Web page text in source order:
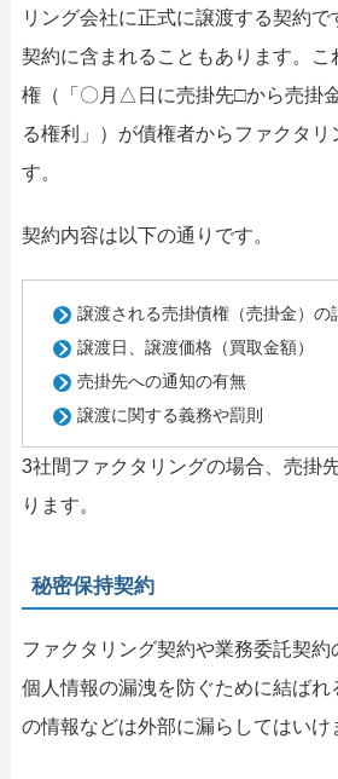
リング会社に正式に譲渡する契約
契約に含まれることもあります。こ
権（「〇月△日に売掛先□から売
る権利」）が債権者からファクタリ
す。
契約内容は以下の通りです。
譲渡される売掛債権（売掛金）の
譲渡日、譲渡価格（買取金額）
売掛先への通知の有無
譲渡に関する義務や罰則
3社間ファクタリングの場合、売掛
ります。
秘密保持契約
ファクタリング契約や業務委託契
個人情報の漏洩を防ぐために結ばれ
の情報などは外部に漏らしてはいけ